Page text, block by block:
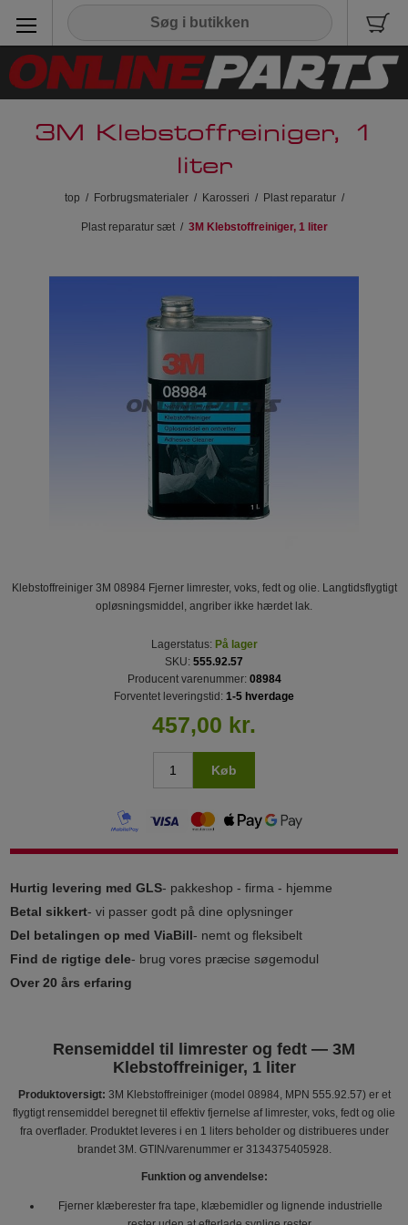
3M Klebstoffreiniger, 1
liter
top / Forbrugsmaterialer / Karosseri / Plast reparatur /
Plast reparatur sæt / 3M Klebstoffreiniger, 1 liter
Klebstoffreiniger 3M 08984 Fjerner limrester, voks, fedt og olie. Langtidsflygtigt
opløsningsmiddel, angriber ikke hærdet lak.
Lagerstatus: På lager
SKU: 555.92.57
Producent varenummer: 08984
Forventet leveringstid: 1-5 hverdage
457,00 kr.
Køb
Hurtig levering med GLS- pakkeshop - firma - hjemme
Betal sikkert- vi passer godt på dine oplysninger
Del betalingen op med ViaBill- nemt og fleksibelt
Find de rigtige dele- brug vores præcise søgemodul
Over 20 års erfaring
Rensemiddel til limrester og fedt — 3M
Klebstoffreiniger, 1 liter
Produktoversigt: 3M Klebstoffreiniger (model 08984, MPN 555.92.57) er et
flygtigt rensemiddel beregnet til effektiv fjernelse af limrester, voks, fedt og olie
fra overflader. Produktet leveres i en 1 liters beholder og distribueres under
brandet 3M. GTIN/varenummer er 3134375405928.
Funktion og anvendelse:
Fjerner klæberester fra tape, klæbemidler og lignende industrielle